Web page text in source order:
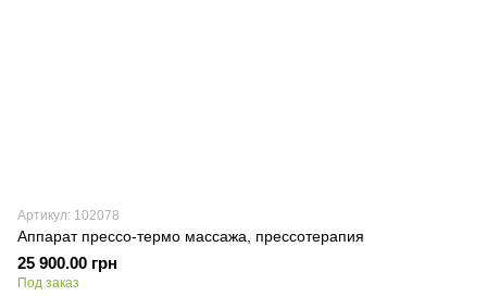
Артикул: 102078
Аппарат прессо-термо массажа, прессотерапия
25 900.00 грн
Под заказ